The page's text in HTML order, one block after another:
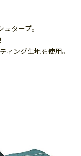
タープ。
ィング生地を使用。